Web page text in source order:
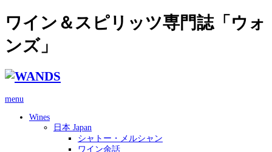
ワイン＆スピリッツ専門誌「ウォ
ンズ」
menu
Wines
日本 Japan
シャトー・メルシャン
ワイン余話